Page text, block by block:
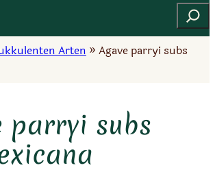
Suchen
Arten » Agave parryi subs
parryi subs